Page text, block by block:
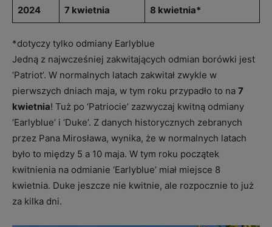
2024 7 kwietnia 8 kwietnia*
*dotyczy tylko odmiany Earlyblue
Jedną z najwcześniej zakwitających odmian borówki jest
‘Patriot’. W normalnych latach zakwitał zwykle w
pierwszych dniach maja, w tym roku przypadło to na 7
kwietnia! Tuż po ‘Patriocie’ zazwyczaj kwitną odmiany
‘Earlyblue’ i ‘Duke’. Z danych historycznych zebranych
przez Pana Mirosława, wynika, że w normalnych latach
było to między 5 a 10 maja. W tym roku początek
kwitnienia na odmianie ‘Earlyblue’ miał miejsce 8
kwietnia. Duke jeszcze nie kwitnie, ale rozpocznie to już
za kilka dni.